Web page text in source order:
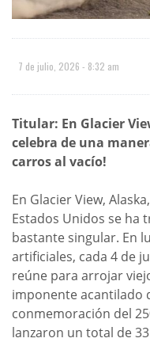
7 de julio, 2026 - 8:32 am
Titular: En Glacier
celebra de una
carros al vacío!
En Glacier View,
Estados Unidos se ha
bastante singular. En
artificiales, cada 4 de
reúne para arrojar
imponente acantilado
conmemoración del
lanzaron un total de